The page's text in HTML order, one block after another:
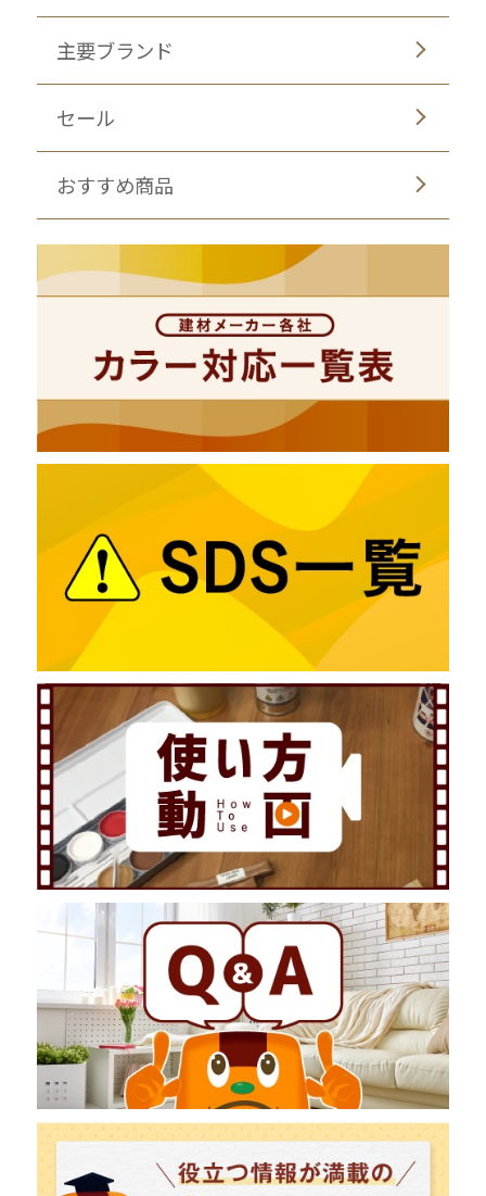
主要ブランド
セール
おすすめ商品